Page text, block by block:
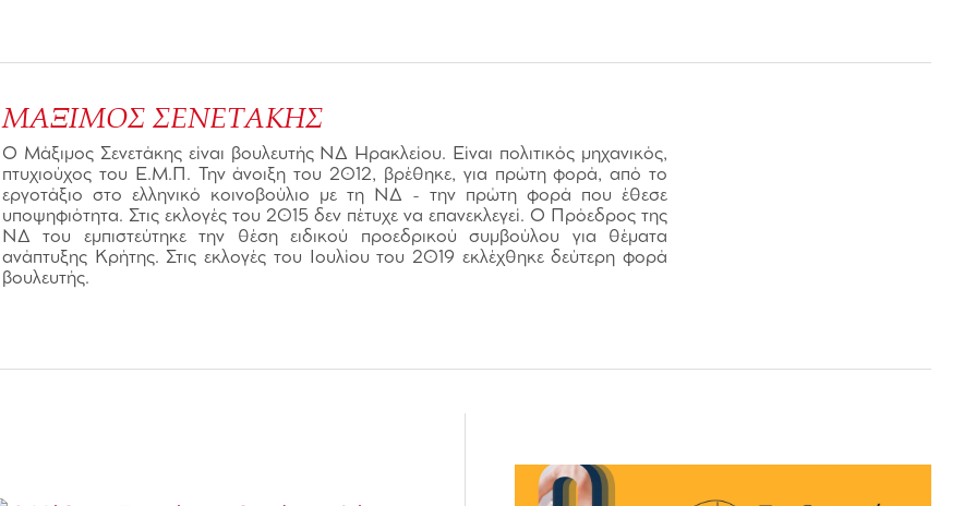
ΜΑΞΙΜΟΣ ΣΕΝΕΤΑΚΗΣ
Ο Μάξιμος Σενετάκης είναι βουλευτής ΝΔ Ηρακλείου. Είναι πολιτικός μηχανικός,
πτυχιούχος του Ε.Μ.Π. Την άνοιξη του 2012, βρέθηκε, για πρώτη φορά, από το
εργοτάξιο στο ελληνικό κοινοβούλιο με τη ΝΔ - την πρώτη φορά που έθεσε
υποψηφιότητα. Στις εκλογές του 2015 δεν πέτυχε να επανεκλεγεί. Ο Πρόεδρος της
ΝΔ του εμπιστεύτηκε την θέση ειδικού προεδρικού συμβούλου για θέματα
ανάπτυξης Κρήτης. Στις εκλογές του Ιουλίου του 2019 εκλέχθηκε δεύτερη φορά
βουλευτής.